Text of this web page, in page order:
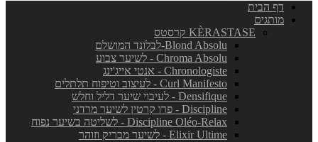
דף הבית
מותגים
KÈRASTASE קרסטס
Blond Absolu-לבלונד המושלם
Chroma Absolu - לשיער צבוע
Chronologiste - אנטי אייג'ינג
Curl Manifesto - לעיצוב וטיפוח תלתלים
Densifique - לעיבוי שיער דליל וחלש
Discipline - פרו קרטין לשיער מרדני
Discipline Oléo-Relax - לשליטה בשיער נפוח
Elixir Ultime - לשיער מבריק וזוהר